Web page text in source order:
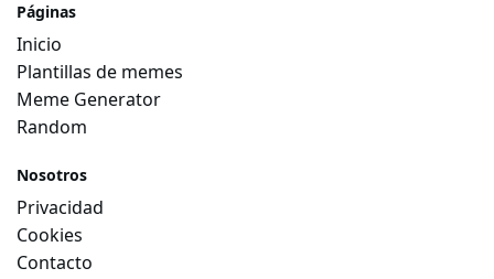
Páginas
Inicio
Plantillas de memes
Meme Generator
Random
Nosotros
Privacidad
Cookies
Contacto